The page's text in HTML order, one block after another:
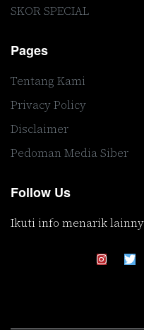
SKOR SPECIAL
Pages
Tentang Kami
Privacy Policy
Disclaimer
Pedoman Media Siber
Follow Us
Ikuti info menarik